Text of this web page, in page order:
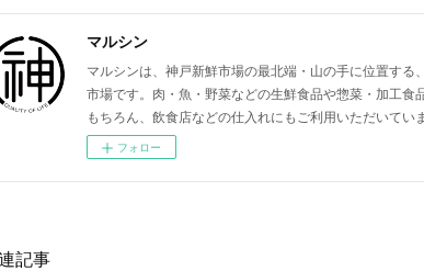
マルシン
マルシンは、神戸新鮮市場の最北端・山の手に位置す
市場です。肉・魚・野菜などの生鮮食品や惣菜・加工
もちろん、飲食店などの仕入れにもご利用いただいていま
フォロー
記事